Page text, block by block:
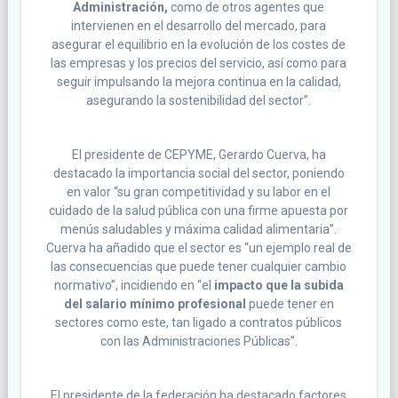
Administración, como de otros agentes que
intervienen en el desarrollo del mercado, para
asegurar el equilibrio en la evolución de los costes de
las empresas y los precios del servicio, así como para
seguir impulsando la mejora continua en la calidad,
asegurando la sostenibilidad del sector”.
El presidente de CEPYME, Gerardo Cuerva, ha
destacado la importancia social del sector, poniendo
en valor “su gran competitividad y su labor en el
cuidado de la salud pública con una firme apuesta por
menús saludables y máxima calidad alimentaria”.
Cuerva ha añadido que el sector es “un ejemplo real de
las consecuencias que puede tener cualquier cambio
normativo”, incidiendo en “el impacto que la subida
del salario mínimo profesional puede tener en
sectores como este, tan ligado a contratos públicos
con las Administraciones Públicas”.
El presidente de la federación ha destacado factores